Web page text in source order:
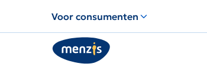
voor
snelle
navigatie
Voor consumenten